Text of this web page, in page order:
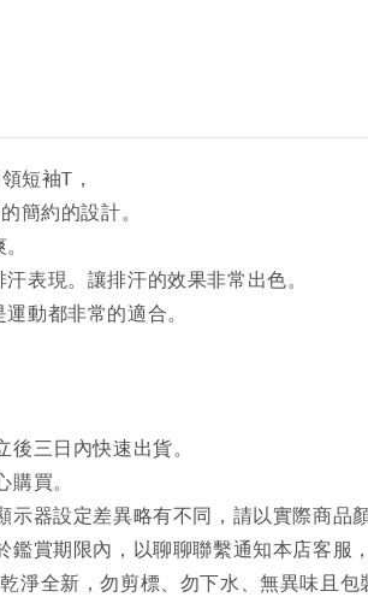
短袖T，
簡約的設計。
表現。讓排汗的效果非常出色。
動都非常的適合。
後三日內快速出貨。
購買。
示器設定差異略有不同，請以實際商品
鑑賞期限內，以聊聊聯繫通知本店客
淨全新，勿剪標、勿下水、無異味且包